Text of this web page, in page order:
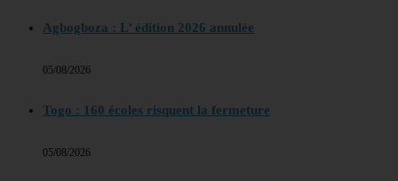
Agbogboza : L’ édition 2026 annulée
05/08/2026
Togo : 160 écoles risquent la fermeture
05/08/2026